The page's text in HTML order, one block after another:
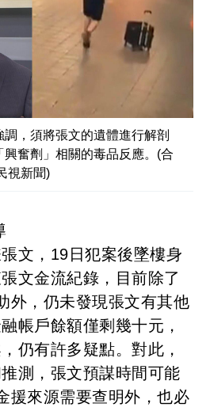
，須將張文的遺體進行解剖
興奮劑」相關的毒品反應。(合
視新聞)
文，19日犯案後墜樓身
文金流紀錄，目前除了
外，仍未發現張文有其他
帳戶餘額僅剩幾十元，
仍有許多疑點。對此，
測，張文預謀時間可能
援來源需要查明外，也必